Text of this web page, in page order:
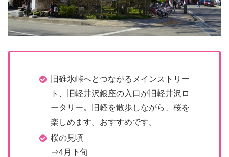
旧碓氷峠へとつながるメインストリー
ト、旧軽井沢銀座の入口が旧軽井沢ロ
ータリー。旧軽を散歩しながら、桜を
楽しめます。おすすめです。
桜の見頃
⇒4月下旬